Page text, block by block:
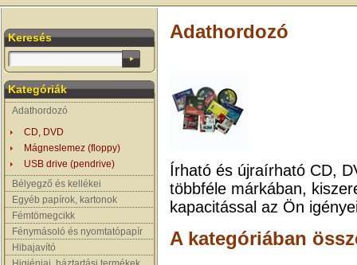
Keresés
Kategóriák
Adathordozó
CD, DVD
Mágneslemez (floppy)
USB drive (pendrive)
Bélyegző és kellékei
Egyéb papírok, kartonok
Fémtömegcikk
Fénymásoló és nyomtatópapír
Hibajavító
Adathordozó
Írható és újraírható CD,
többféle márkában,
kapacitással az Ön
A kategóriában